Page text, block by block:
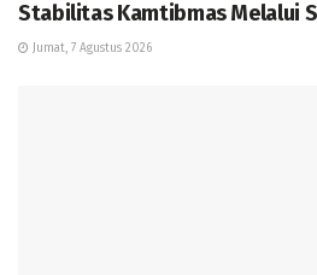
Stabilitas Kamtibmas Melalui
Jumat, 7 Agustus 2026